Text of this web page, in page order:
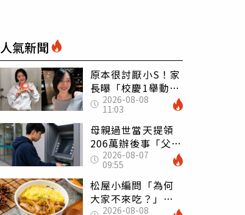
人氣新聞
原本很討厭小S！家
長曝「校慶1舉動」
讓她徹底改觀 網
友洗版認證
2026-08-08
11:03
母親過世當天提領
206萬辦後事「父子
遭判刑」 律師：
搶錢先下手是罪
2026-08-07
09:55
松屋小編問「為何
大家不來吃？」
一票人點出3大問
2026-08-08